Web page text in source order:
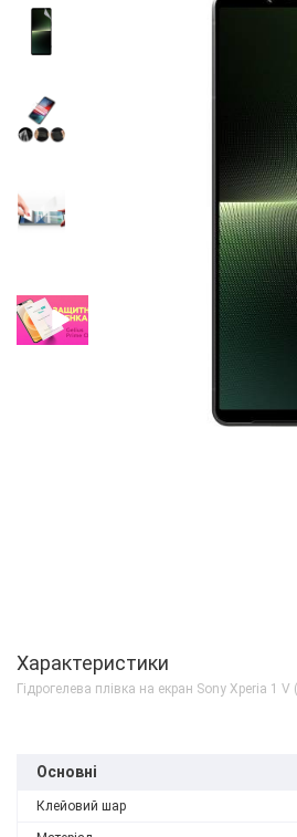
Характеристики
Гідрогелева плівка на екран Sony Xperia 1 V
Основні
Клейовий шар